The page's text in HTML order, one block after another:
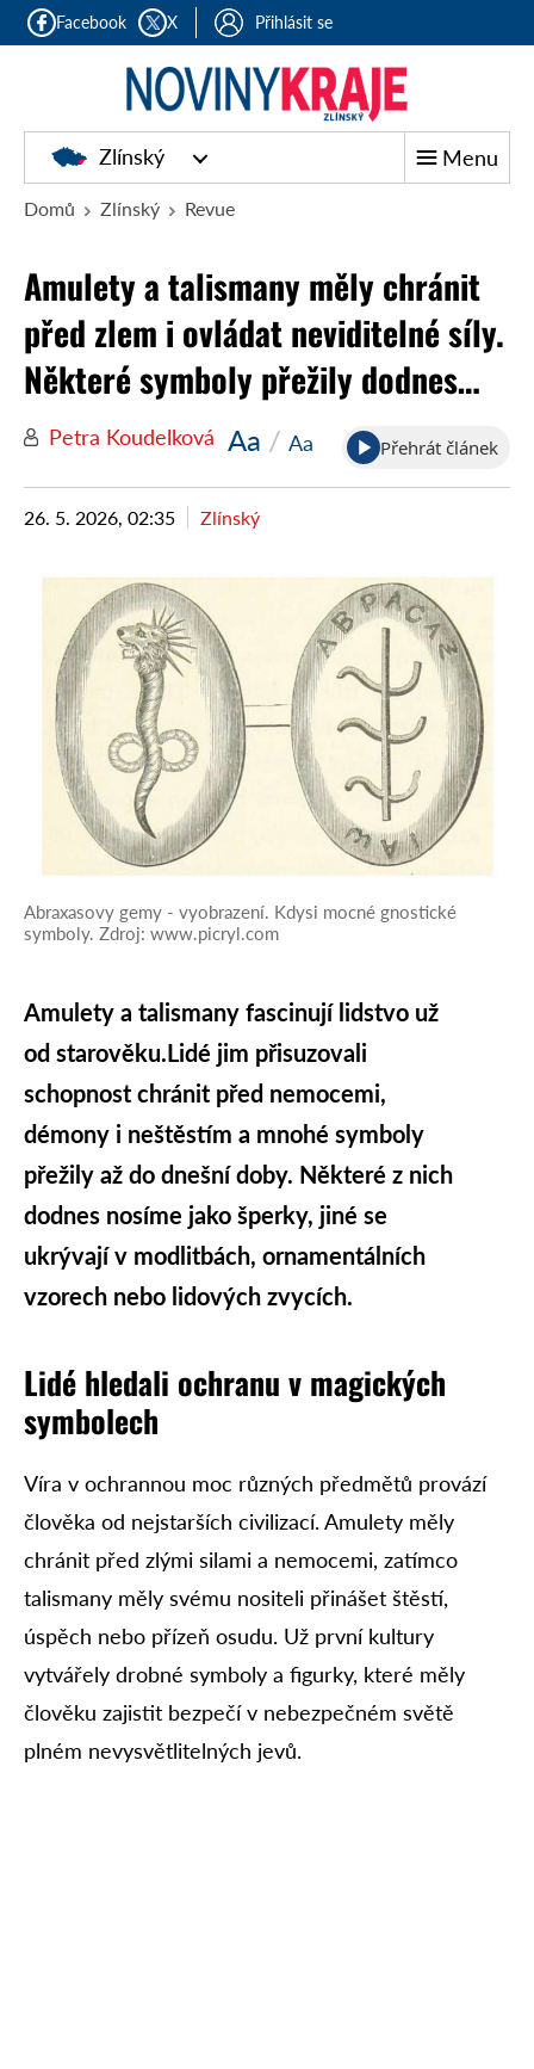
Facebook X Přihlásit se
Zlínský Menu
Domů Zlínský Revue
Amulety a talismany měly chránit
před zlem i ovládat neviditelné síly.
Některé symboly přežily dodnes…
Petra Koudelková Aa / Aa Přehrát článek
26. 5. 2026, 02:35 Zlínský
Abraxasovy gemy - vyobrazení. Kdysi mocné gnostické
symboly. Zdroj: www.picryl.com
Amulety a talismany fascinují lidstvo už
od starověku.Lidé jim přisuzovali
schopnost chránit před nemocemi,
démony i neštěstím a mnohé symboly
přežily až do dnešní doby. Některé z nich
dodnes nosíme jako šperky, jiné se
ukrývají v modlitbách, ornamentálních
vzorech nebo lidových zvycích.
Lidé hledali ochranu v magických
symbolech
Víra v ochrannou moc různých předmětů provází
člověka od nejstarších civilizací. Amulety měly
chránit před zlými silami a nemocemi, zatímco
talismany měly svému nositeli přinášet štěstí,
úspěch nebo přízeň osudu. Už první kultury
vytvářely drobné symboly a figurky, které měly
člověku zajistit bezpečí v nebezpečném světě
plném nevysvětlitelných jevů.